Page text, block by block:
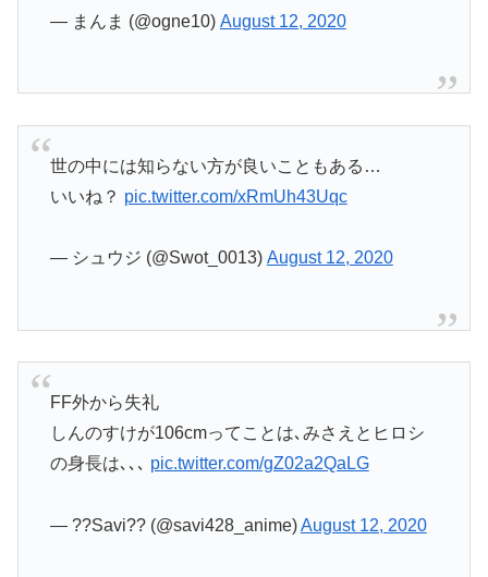
— まんま (@ogne10) August 12, 2020
世の中には知らない方が良いこともある…
いいね？ pic.twitter.com/xRmUh43Uqc
— シュウジ (@Swot_0013) August 12, 2020
FF外から失礼
しんのすけが106cmってことは､みさえとヒロシ
の身長は､､､ pic.twitter.com/gZ02a2QaLG
— ??Savi?? (@savi428_anime)August 12, 2020